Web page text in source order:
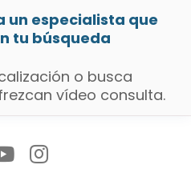
un especialista que
tu búsqueda
o busca
vídeo consulta.